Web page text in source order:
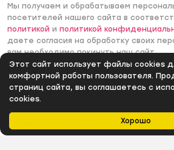
Хорошо
Этот сайт использует файлы cookies
комфортной работы пользователя.
страниц сайта, вы соглашаетесь с
cookies.
Избранное
Мы получаем и обрабатываем
посетителей нашего сайта в
политикой иполитикой
даете согласия на обработку своих
вам необходимо покинуть наш сайт.
© 2006 -2026 Интернет-магазин Лантек.
защищены.